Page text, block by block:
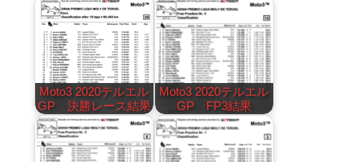
Moto3 2020テルエル
GP 決勝レース結果
Moto3 2020テルエル
GP FP3結果